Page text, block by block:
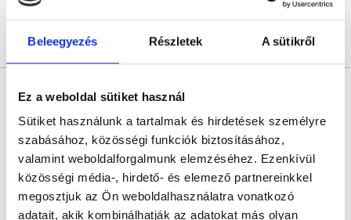
Beleegyezés Részletek A sütikről
Ez a weboldal sütiket használ
Sütiket használunk a tartalmak és hirdetések személyre
szabásához, közösségi funkciók biztosításához,
valamint weboldalforgalmunk elemzéséhez. Ezenkívül
közösségi média-, hirdető- és elemező partnereinkkel
megosztjuk az Ön weboldalhasználatra vonatkozó
adatait, akik kombinálhatják az adatokat más olyan
Árlista Összes időpont Profil
Fonyódi Ákos
4.9
11 értékelés
Fonyódi Ákos - Online konzultáció
Online konzultáció
Következő időpont:augusztus 12.